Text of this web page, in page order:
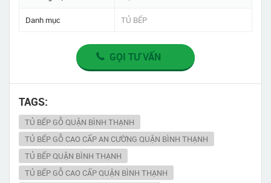
Danh mục TỦ BẾP
GỌI TƯ VẤN
TAGS:
TỦ BẾP GỖ QUẬN BÌNH THẠNH
TỦ BẾP GỖ CAO CẤP AN CƯỜNG QUẬN BÌNH THẠNH
TỦ BẾP QUẬN BÌNH THẠNH
TỦ BẾP GỖ CAO CẤP QUẬN BÌNH THẠNH